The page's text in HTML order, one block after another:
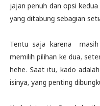
jajan penuh dan opsi
yang ditabung sebagian
Tentu saja karena
memilih pilihan ke dua,
hehe. Saat itu, kado
isinya, yang penting